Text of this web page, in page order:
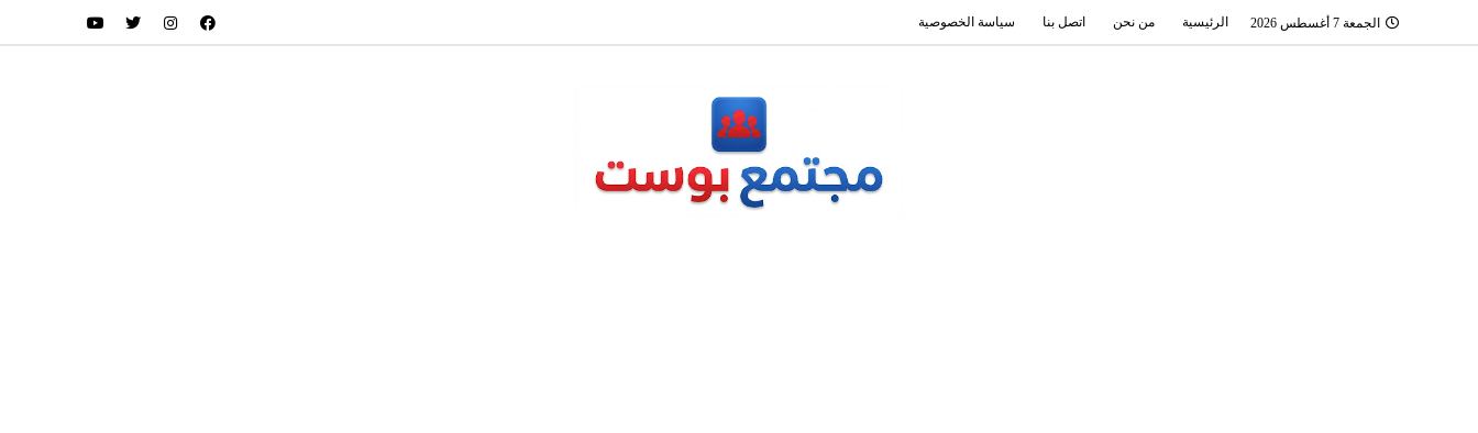
الجمعة 7 أغسطس 2026 الرئيسية من نحن اتصل بنا سياسة الخصوصية